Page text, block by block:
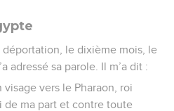
déportation, le dixième mois, le
adressé sa parole. Il m’a dit :
visage vers le Pharaon, roi
de ma part et contre toute